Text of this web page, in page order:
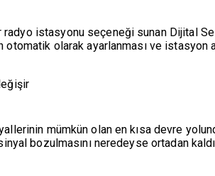
istasyonu seçeneği sunan Dijital Ses
olarak ayarlanması ve istasyon
mümkün olan en kısa devre
bozulmasını neredeyse ortadan